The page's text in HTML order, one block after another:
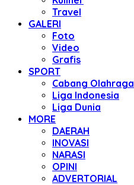
Travel
GALERI
Foto
Video
Grafis
SPORT
Cabang Olahraga
Liga Indonesia
Liga Dunia
MORE
DAERAH
INOVASI
NARASI
OPINI
ADVERTORIAL